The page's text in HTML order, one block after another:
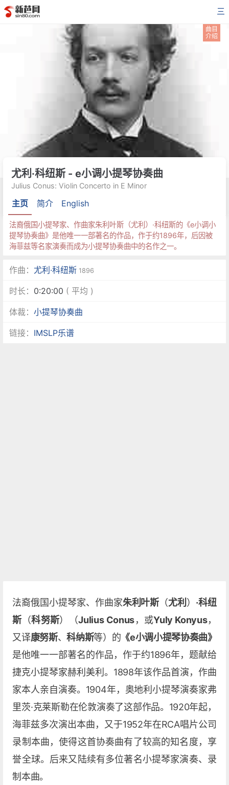
三
曲目
介绍
尤利·科纽斯 - e小调小提琴协奏曲
Julius Conus: Violin Concerto in E Minor
主页 简介 English
法裔俄国小提琴家、作曲家朱利叶斯（尤利）·科纽斯的《e小调小
提琴协奏曲》是他唯一一部著名的作品，作于约1896年，后因被
海菲兹等名家演奏而成为小提琴协奏曲中的名作之一。
作曲：尤利·科纽斯 1896
时长： 0:20:00 ( 平均 )
体裁：小提琴协奏曲
链接： IMSLP乐谱
法裔俄国小提琴家、作曲家朱利叶斯 （尤利 ） ·科纽
斯 （科努斯）（Julius Conus，或Yuly Konyus，
又译康努斯、科纳斯等）的 《e小调小提琴协奏曲》
是他唯一一部著名的作品，作于约1896年，题献给
捷克小提琴家赫利美利。1898年该作品首演，作曲
家本人亲自演奏。1904年，奥地利小提琴演奏家弗
里茨·克莱斯勒在伦敦演奏了这部作品。1920年起，
海菲兹多次演出本曲，又于1952年在RCA唱片公司
录制本曲，使得这首协奏曲有了较高的知名度，享
誉全球。后来又陆续有多位著名小提琴家演奏、录
制本曲。